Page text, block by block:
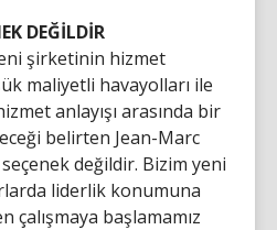
DEĞİLDİR
şirketinin hizmet
maliyetli havayolları ile
anlayışı arasında bir
belirten Jean-Marc
değildir. Bizim yeni
liderlik konumuna
çalışmaya başlamamız